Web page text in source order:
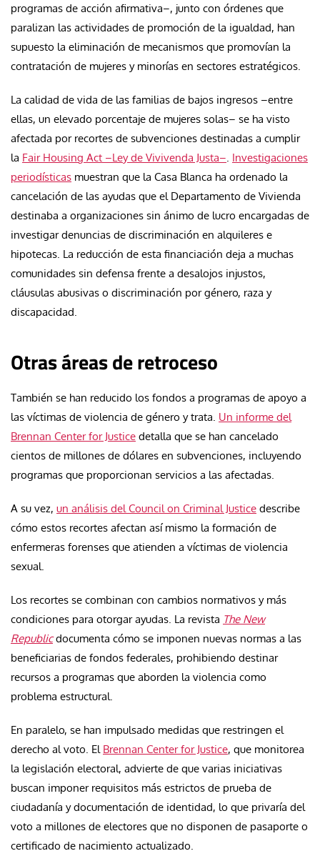
programas de acción afirmativa–, junto con órdenes que
paralizan las actividades de promoción de la igualdad, han
supuesto la eliminación de mecanismos que promovían la
contratación de mujeres y minorías en sectores estratégicos.
La calidad de vida de las familias de bajos ingresos –entre
ellas, un elevado porcentaje de mujeres solas– se ha visto
afectada por recortes de subvenciones destinadas a cumplir
la Fair Housing Act –Ley de Vivivenda Justa– Investigaciones
periodísticas muestran que la Casa Blanca ha ordenado la
cancelación de las ayudas que el Departamento de Vivienda
destinaba a organizaciones sin ánimo de lucro encargadas de
investigar denuncias de discriminación en alquileres e
hipotecas. La reducción de esta financiación deja a muchas
comunidades sin defensa frente a desalojos injustos,
cláusulas abusivas o discriminación por género, raza y
discapacidad.
Otras áreas de retroceso
También se han reducido los fondos a programas de apoyo a
las víctimas de violencia de género y trata. Un informe del
Brennan Center for Justice detalla que se han cancelado
cientos de millones de dólares en subvenciones, incluyendo
programas que proporcionan servicios a las afectadas.
A su vez, un análisis del Council on Criminal Justice describe
cómo estos recortes afectan así mismo la formación de
enfermeras forenses que atienden a víctimas de violencia
sexual.
Los recortes se combinan con cambios normativos y más
condiciones para otorgar ayudas. La revista The New
Republicdocumenta cómo se imponen nuevas normas a las
beneficiarias de fondos federales, prohibiendo destinar
recursos a programas que aborden la violencia como
problema estructural.
En paralelo, se han impulsado medidas que restringen el
derecho al voto. El Brennan Center for Justice, que monitorea
la legislación electoral, advierte de que varias iniciativas
buscan imponer requisitos más estrictos de prueba de
ciudadanía y documentación de identidad, lo que privaría del
voto a millones de electores que no disponen de pasaporte o
certificado de nacimiento actualizado.